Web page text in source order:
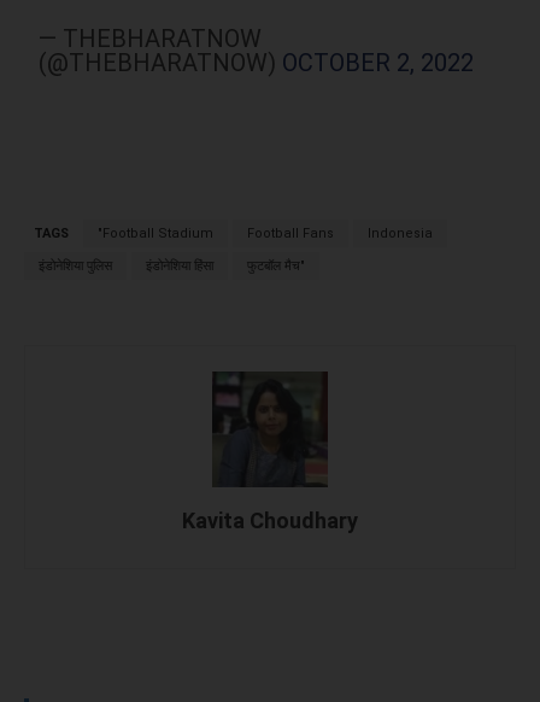
— THEBHARATNOW
(@THEBHARATNOW) OCTOBER 2, 2022
TAGS "Football Stadium Football Fans Indonesia
इंडोनेशिया पुलिस इंडोनेशिया हिंसा फुटबॉल मैच"
Kavita Choudhary